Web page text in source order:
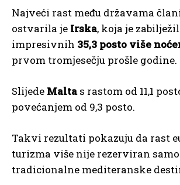
Najveći rast među državama
ostvarila je Irska, koja je
impresivnih 35,3 posto više
prvom tromjesečju prošle godine.
Slijede Maltas rastom od 11,1
povećanjem od 9,3 posto.
Takvi rezultati pokazuju da rast
turizma više nije rezerviran samo
tradicionalne mediteranske